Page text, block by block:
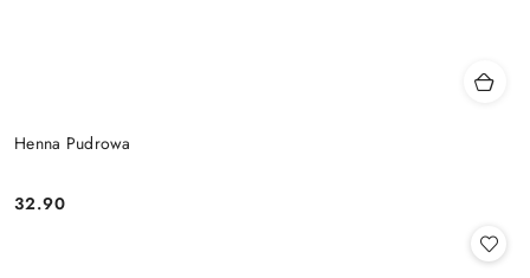
Henna Pudrowa
Cena:
32.90